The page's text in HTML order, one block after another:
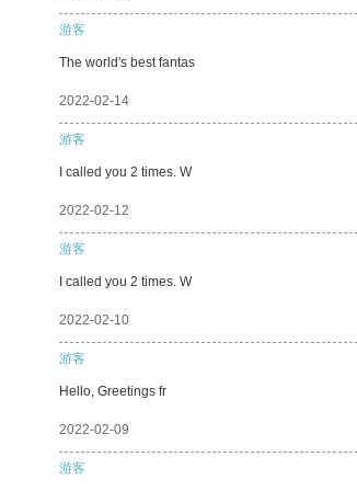
游客
The world's best fantas
2022-02-14
游客
I called you 2 times. W
2022-02-12
游客
I called you 2 times. W
2022-02-10
游客
Hello, Greetings fr
2022-02-09
游客